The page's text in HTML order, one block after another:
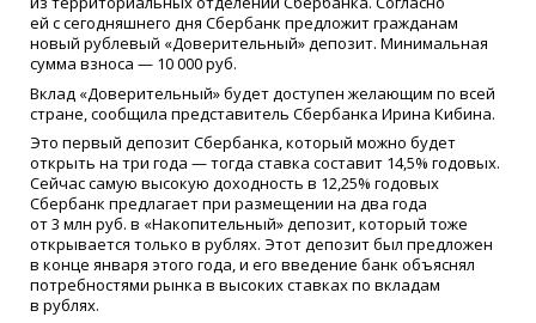
ей с сегодняшнего дня Сбербанк предложит гражданам
новый рублевый «Доверительный» депозит. Минимальная
сумма взноса — 10 000 руб.
Вклад «Доверительный» будет доступен желающим по всей
стране, сообщила представитель Сбербанка Ирина Кибина.
Это первый депозит Сбербанка, который можно будет
открыть на три года — тогда ставка составит 14,5% годовых.
Сейчас самую высокую доходность в 12,25% годовых
Сбербанк предлагает при размещении на два года
от 3 млн руб. в «Накопительный» депозит, который тоже
открывается только в рублях. Этот депозит был предложен
в конце января этого года, и его введение банк объяснял
потребностями рынка в высоких ставках по вкладам
в рублях.